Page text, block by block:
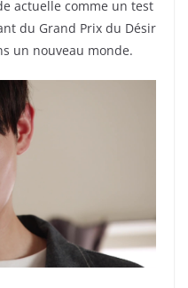
actuelle comme un test
du Grand Prix du Désir
un nouveau monde.